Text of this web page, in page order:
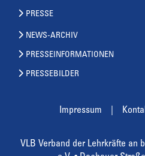
PRESSE
NEWS-ARCHIV
PRESSEINFORMATIONEN
PRESSEBILDER
Impressum
VLB Verband der Lehrkräfte an